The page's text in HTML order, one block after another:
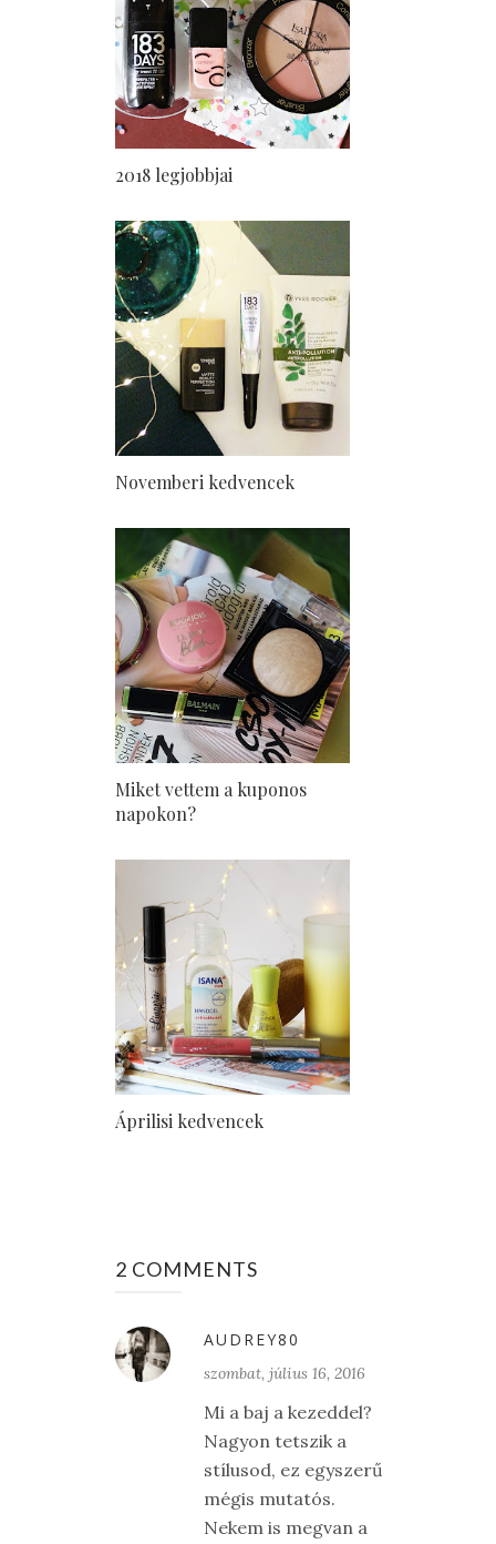
2018 legjobbjai
Novemberi kedvencek
Miket vettem a kuponos
napokon?
Áprilisi kedvencek
2 COMMENTS
AUDREY80
szombat, július 16, 2016
Mi a baj a kezeddel?
Nagyon tetszik a
stílusod, ez egyszerű
mégis mutatós.
Nekem is megvan a